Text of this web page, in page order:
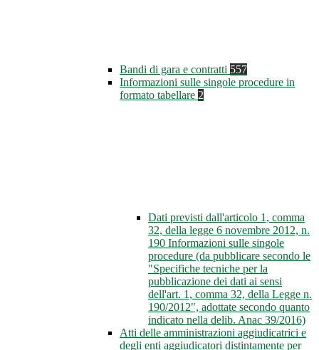
Bandi di gara e contratti 557
Informazioni sulle singole procedure in
formato tabellare 2
Dati previsti dall'articolo 1, comma
32, della legge 6 novembre 2012, n.
190 Informazioni sulle singole
procedure (da pubblicare secondo le
"Specifiche tecniche per la
pubblicazione dei dati ai sensi
dell'art. 1, comma 32, della Legge n.
190/2012", adottate secondo quanto
indicato nella delib. Anac 39/2016)
Atti delle amministrazioni aggiudicatrici e
degli enti aggiudicatori distintamente per